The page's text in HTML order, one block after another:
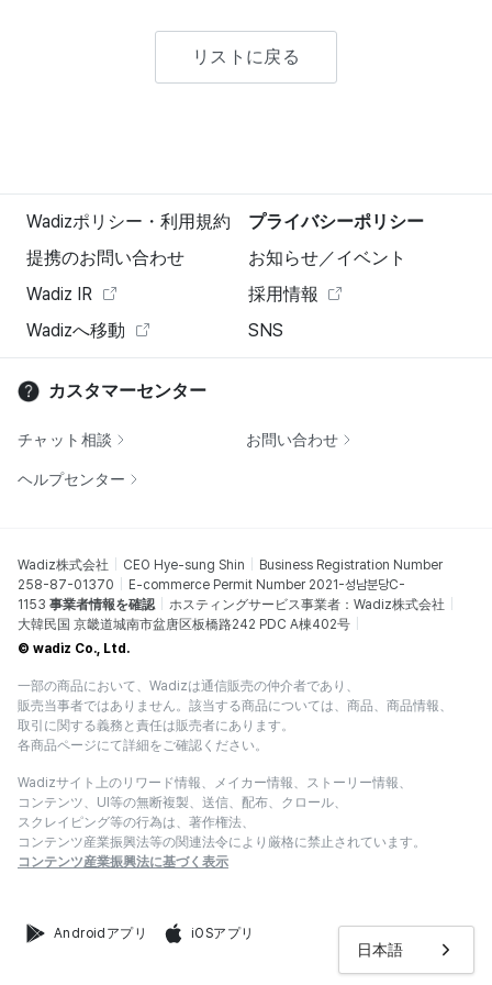
日本語
リストに戻る
Wadizポリシー・利用規約
プライバシーポリシー
提携のお問い合わせ
お知らせ／イベント
Wadiz IR
採用情報
Wadizへ移動
SNS
カスタマーセンター
チャット相談 お問い合わせ
ヘルプセンター
Wadiz株式会社 CEO Hye-sung Shin
Business Registration Number
258-87-01370
E-commerce Permit Number 2021-성남분당C-
1153 事業者情報を確認
ホスティングサービス事業者：Wadiz株式会社
大韓民国 京畿道城南市盆唐区板橋路242 PDC A棟402号
© wadiz Co., Ltd.
一部の商品において、Wadizは通信販売の仲介者であり、
販売当事者ではありません。該当する商品については、商品、商品情報、
取引に関する義務と責任は販売者にあります。
各商品ページにて詳細をご確認ください。
Wadizサイト上のリワード情報、メイカー情報、ストーリー情報、
コンテンツ、UI等の無断複製、送信、配布、クロール、
スクレイピング等の行為は、著作権法、
コンテンツ産業振興法等の関連法令により厳格に禁止されています。
コンテンツ産業振興法に基づく表示
Androidアプリ iOSアプリ